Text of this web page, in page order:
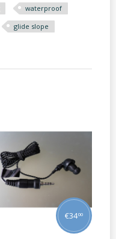
waterproof
glide slope
€3400